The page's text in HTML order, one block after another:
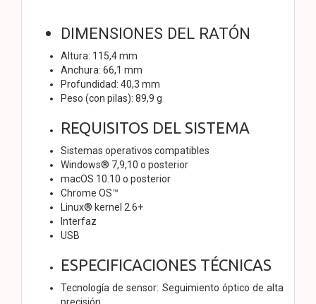
DIMENSIONES DEL RATÓN
Altura: 115,4 mm
Anchura: 66,1 mm
Profundidad: 40,3 mm
Peso (con pilas): 89,9 g
REQUISITOS DEL SISTEMA
Sistemas operativos compatibles
Windows® 7,9,10 o posterior
macOS 10.10 o posterior
Chrome OS™
Linux® kernel 2.6+
Interfaz
USB
ESPECIFICACIONES TÉCNICAS
Tecnología de sensor: Seguimiento óptico de alta
precisión